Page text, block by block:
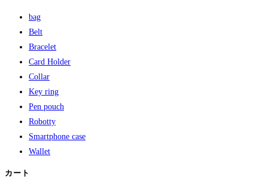
bag
Belt
Bracelet
Card Holder
Collar
Key ring
Pen pouch
Robotty
Smartphone case
Wallet
カート